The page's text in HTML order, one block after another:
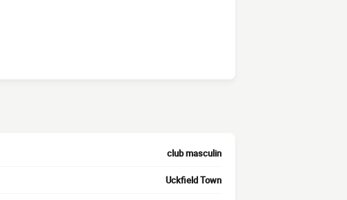
club masculin
Uckfield Town